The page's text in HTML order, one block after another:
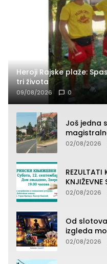
Heroji Rajske plaže:
tri života
09/08/2026 0
Još jedna
(FOTO)
02/08/2026
REZULTATI
KNJIŽEVNE
02/08/2026
Od
izgleda
iskustvo
02/08/2026